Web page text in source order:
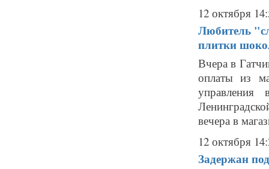
12 октября
Любитель
плитки
Вчера в
оплаты из
вечера в
12 октября
Задержан